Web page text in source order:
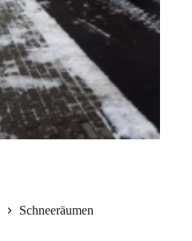
Schneeräumen